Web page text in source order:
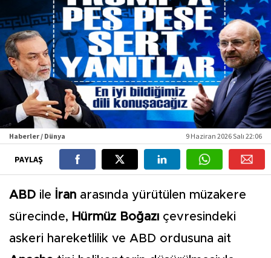
Haberler / Dünya 9 Haziran 2026 Salı 22:06
PAYLAŞ
ABD ile İran arasında yürütülen müzakere
sürecinde, Hürmüz Boğazı çevresindeki
askeri hareketlilik ve ABD ordusuna ait